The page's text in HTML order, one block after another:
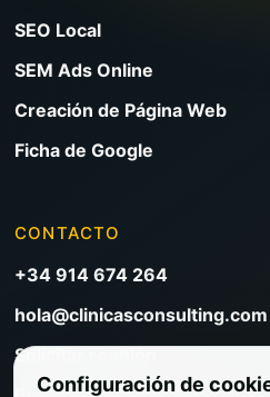
SEO Local
SEM Ads Online
Creación de Página Web
Ficha de Google
CONTACTO
+34 914 674 264
hola@clinicasconsulting.com
Solicitar reunión
Configuración de